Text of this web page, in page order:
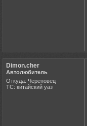
Dimon.cher
Автолюбитель
Откуда: Череповец
ТС: китайский уаз